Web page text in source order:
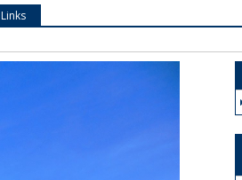
Links